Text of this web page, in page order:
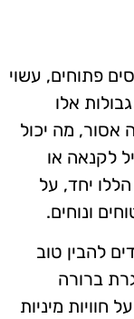
פתוחים, עשוי
אלו
אסור, מה יכול
לקנאה או
יחד, על
ונוחים.
להבין טוב
ברורה
חוויות מיניות